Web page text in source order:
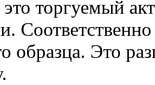
торгуемый
образца. Это